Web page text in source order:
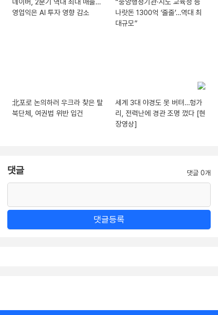
네이버, 2분기 역대 최대 매출…
영업익은 AI 투자 영향 감소
“중앙행정기관·시도 교육청 등
나랏돈 1300억 ‘줄줄’…역대 최
대규모”
北포로 논의하러 우크라 찾은 탈
북단체, 여권법 위반 입건
세계 3대 야경도 못 버텨…헝가
리, 전력난에 경관 조명 껐다 [현
장영상]
댓글 댓글 0개
댓글등록